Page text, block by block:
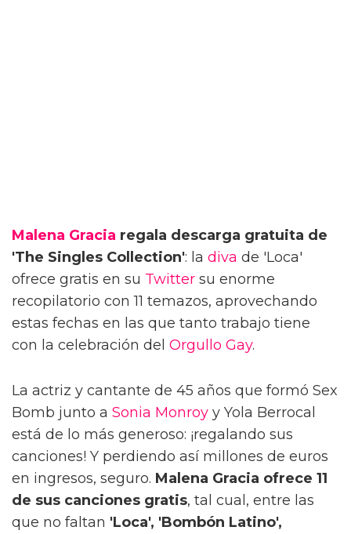
Malena Gracia regala descarga gratuita de
'The Singles Collection': la diva de 'Loca'
ofrece gratis en su Twitter su enorme
recopilatorio con 11 temazos, aprovechando
estas fechas en las que tanto trabajo tiene
con la celebración del Orgullo Gay.
La actriz y cantante de 45 años que formó Sex
Bomb junto a Sonia Monroy y Yola Berrocal
está de lo más generoso: ¡regalando sus
canciones! Y perdiendo así millones de euros
en ingresos, seguro. Malena Gracia ofrece 11
de sus canciones gratis, tal cual, entre las
que no faltan 'Loca', 'Bombón Latino',